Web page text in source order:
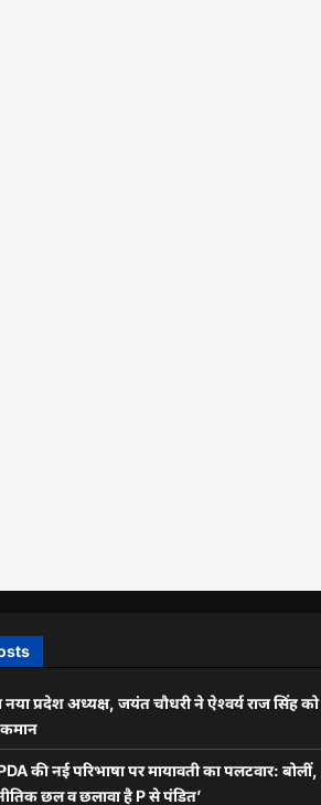
नया प्रदेश अध्यक्ष, जयंत चौधरी ने ऐश्वर्य राज सिंह को
कमान
की नई परिभाषा पर मायावती का पलटवार: बोलीं,
छल व छलावा है P से पंडित’